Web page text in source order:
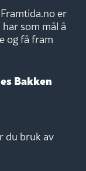
er
som mål å
og få fram
Bakken
du bruk av